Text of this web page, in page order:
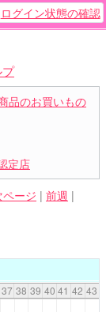
ログイン状態の確認
品のお買いもの
定店
ページ | 前週 |
37 38 39 40 41 42 43